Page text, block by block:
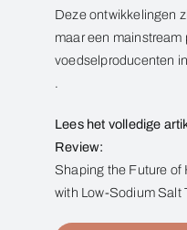
Deze ontwikkelingen
maar een mainstream
voedselproducenten
.
Lees het volledige
Review:
Shaping the Future
with Low-Sodium Salt